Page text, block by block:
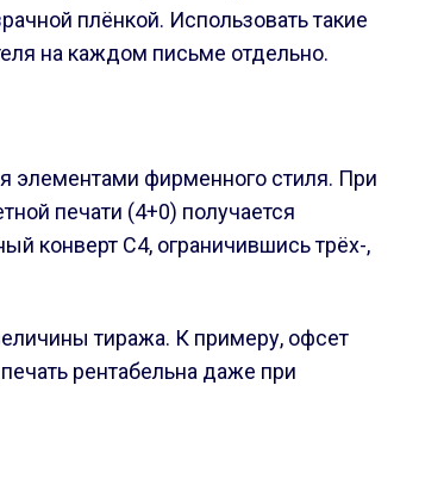
плёнкой. Использовать такие
на каждом письме отдельно.
элементами фирменного стиля. При
печати (4+0) получается
конверт С4, ограничившись трёх-,
тиража. К примеру, офсет
рентабельна даже при